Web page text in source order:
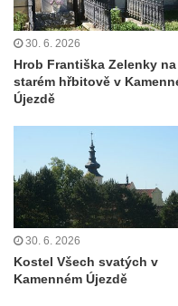
Rychnově u Jablonce
Centrální kříž bývalého
svatého Václava v
nad Nisou
Rychnově u Jablonce
Kříž u domu čp. 23 v
Kříž u rozcestí u domu
Centrální kříž hřbitova
Boží muka v
zámku v Teplicích nad
Kříž na náměstí Aloise
30. 6. 2026
Hrob Františka Zelenky na
starém hřbitově v
Újezdě
30. 6. 2026
Kostel Všech svatých v
Kamenném Újezdě